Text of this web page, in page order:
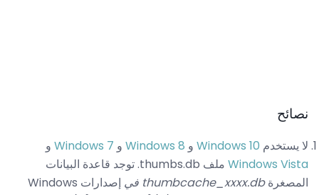
نصائح
لا يستخدم Windows 10 و Windows 8 و Windows 7 و
Windows Vista
ملف thumbs.db. توجد قاعدة البيانات
المصغرةthumbcache_xxxx.db في
إصدارات Windows